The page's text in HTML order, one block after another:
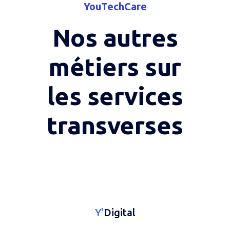
YouTechCare
Nos autres
métiers sur
les services
transverses
Y'Digital